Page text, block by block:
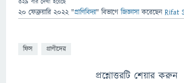
329 বার দেখা হয়েছে
20 ফেব্রুয়ারি 2022 "প্রাণিবিদ্যা" বিভাগে জিজ্ঞাসাকরেছেনRifat
ফিস প্রাণীদের
প্রশ্নোত্তরটি শেয়ার করুন